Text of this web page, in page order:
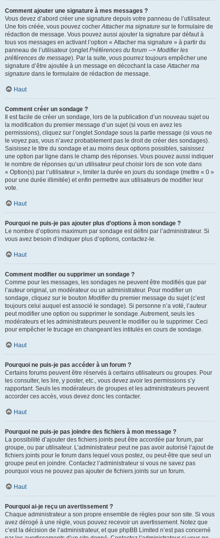
Comment ajouter une signature à mes messages ?
Vous devez d’abord créer une signature depuis votre panneau de l’utilisateur.
Une fois créée, vous pouvez cocherAttacher ma signature sur le formulaire de
rédaction de message. Vous pouvez aussi ajouter la signature par défaut à
tous vos messages en activant l’option « Attacher ma signature » à partir du
panneau de l’utilisateur (ongletPréférences du forum --> Modifier les
préférences de message). Par la suite, vous pourrez toujours empêcher une
signature d’être ajoutée à un message en décochant la caseAttacher ma
signature dans le formulaire de rédaction de message.
Haut
Comment créer un sondage ?
Il est facile de créer un sondage, lors de la publication d’un nouveau sujet ou
la modification du premier message d’un sujet (si vous en avez les
permissions), cliquez sur l’ongletSondage sous la partie message (si vous ne
le voyez pas, vous n’avez probablement pas le droit de créer des sondages).
Saisissez le titre du sondage et au moins deux options possibles, saisissez
une option par ligne dans le champ des réponses. Vous pouvez aussi indiquer
le nombre de réponses qu’un utilisateur peut choisir lors de son vote dans
« Option(s) par l’utilisateur », limiter la durée en jours du sondage (mettre « 0 »
pour une durée illimitée) et enfin permettre aux utilisateurs de modifier leur
vote.
Haut
Pourquoi ne puis-je pas ajouter plus d’options à mon sondage ?
Le nombre d’options maximum par sondage est défini par l’administrateur. Si
vous avez besoin d’indiquer plus d’options, contactez-le.
Haut
Comment modifier ou supprimer un sondage ?
Comme pour les messages, les sondages ne peuvent être modifiés que par
l’auteur original, un modérateur ou un administrateur. Pour modifier un
sondage, cliquez sur le bouton Modifierdu premier message du sujet (c’est
toujours celui auquel est associé le sondage). Si personne n’a voté, l’auteur
peut modifier une option ou supprimer le sondage. Autrement, seuls les
modérateurs et les administrateurs peuvent le modifier ou le supprimer. Ceci
pour empêcher le trucage en changeant les intitulés en cours de sondage.
Haut
Pourquoi ne puis-je pas accéder à un forum ?
Certains forums peuvent être réservés à certains utilisateurs ou groupes. Pour
les consulter, les lire, y poster, etc., vous devez avoir les permissions s’y
rapportant. Seuls les modérateurs de groupes et les administrateurs peuvent
accorder ces accès, vous devez donc les contacter.
Haut
Pourquoi ne puis-je pas joindre des fichiers à mon message ?
La possibilité d’ajouter des fichiers joints peut être accordée par forum, par
groupe, ou par utilisateur. L’administrateur peut ne pas avoir autorisé l’ajout de
fichiers joints pour le forum dans lequel vous postez, ou peut-être que seul un
groupe peut en joindre. Contactez l’administrateur si vous ne savez pas
pourquoi vous ne pouvez pas ajouter de fichiers joints sur un forum.
Haut
Pourquoi ai-je reçu un avertissement ?
Chaque administrateur a son propre ensemble de règles pour son site. Si vous
avez dérogé à une règle, vous pouvez recevoir un avertissement. Notez que
c’est la décision de l’administrateur, et que phpBB Limited n’est pas concerné